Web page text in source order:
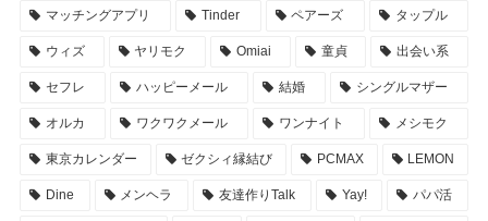
マッチングアプリ Tinder ペアーズ タップル
ウィズ ヤリモク Omiai 童貞 出会い系
セフレ ハッピーメール 結婚 シングルマザー
オルカ ワクワクメール ワンナイト メシモク
東京カレンダー ゼクシィ縁結び PCMAX LEMON
Dine メンヘラ 友達作りTalk Yay! パパ活